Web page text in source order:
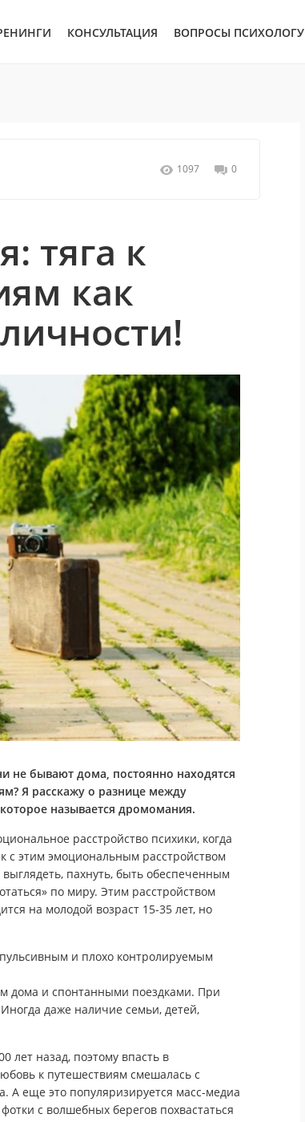
КОНСУЛЬТАЦИЯ ВОПРОСЫ ПСИХОЛОГУ
1097 0
тяга к
как
не бывают дома, постоянно находятся
Я расскажу о разнице между
называется дромомания.
расстройство психики, когда
с этим эмоциональным расстройством
пахнуть, быть обеспеченным
по миру. Этим расстройством
на молодой возраст 15-35 лет, но
и плохо контролируемым
дома и спонтанными поездками. При
даже наличие семьи, детей,
лет назад, поэтому впасть в
к путешествиям смешалась с
А еще это популяризируется масс-медиа
с волшебных берегов похвастаться